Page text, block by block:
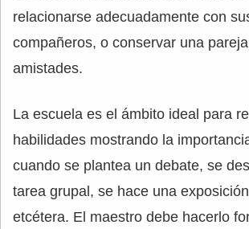
relacionarse adecuadamente con
compañeros, o conservar una
amistades.
La escuela es el ámbito ideal para
habilidades mostrando la
cuando se plantea un debate, se
tarea grupal, se hace una
etcétera. El maestro debe hacerlo